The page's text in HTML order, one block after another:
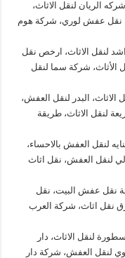
الريان لنقل الاثاث،
نقل عفش لوري، شركة هوم
لنقل الاثاث، ارخص نقل
شركة سما لنقل
البدر لنقل العفش،
لنقل الاثاث، طريقة
لنقل العفش بالاحساء،
لنقل العفش، نقل اثاث
نقل عفش البيت، نقل
نقل اثاث، شركة العرب
لنقل الاثاث، دار
لنقل العفش، شركة دار